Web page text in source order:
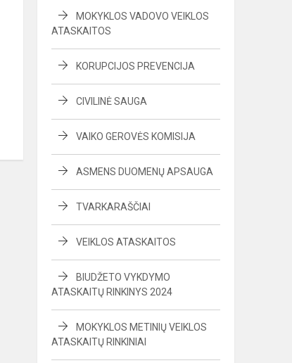
MOKYKLOS VADOVO VEIKLOS
ATASKAITOS
KORUPCIJOS PREVENCIJA
CIVILINĖ SAUGA
VAIKO GEROVĖS KOMISIJA
ASMENS DUOMENŲ APSAUGA
TVARKARAŠČIAI
VEIKLOS ATASKAITOS
BIUDŽETO VYKDYMO
ATASKAITŲ RINKINYS 2024
MOKYKLOS METINIŲ VEIKLOS
ATASKAITŲ RINKINIAI